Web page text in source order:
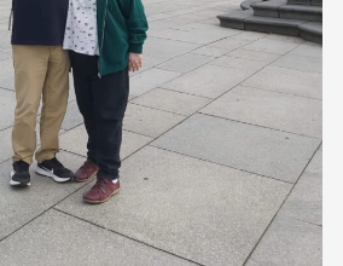
מסע מלחמה
השבוע
מקומית